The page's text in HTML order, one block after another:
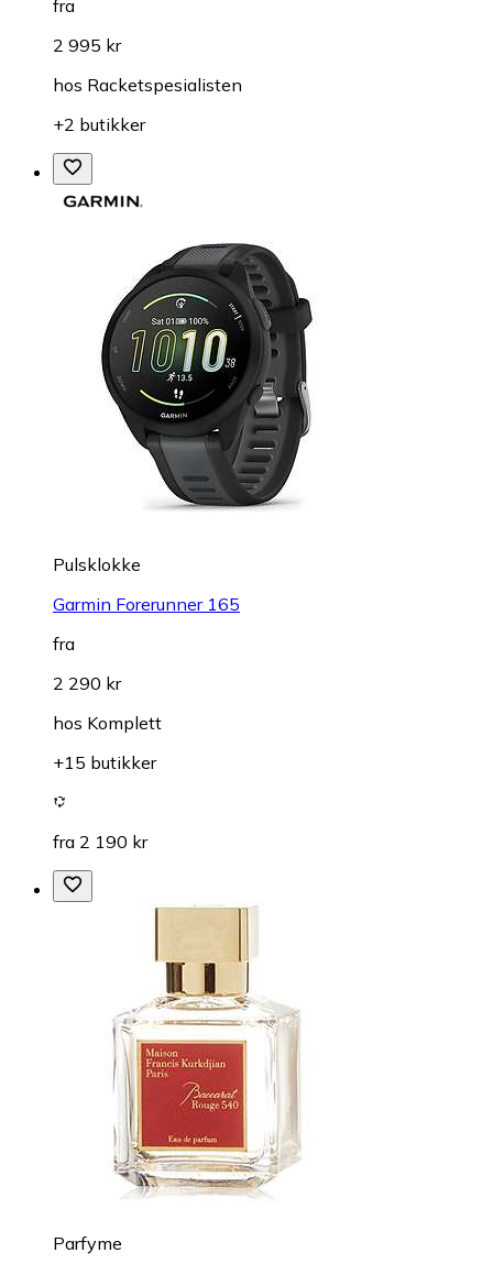
fra
2 995 kr
hos Racketspesialisten
+2 butikker
Pulsklokke
Garmin Forerunner 165
fra
2 290 kr
hos Komplett
+15 butikker
fra 2 190 kr
Parfyme